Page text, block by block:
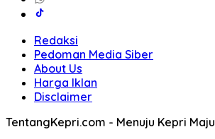
Redaksi
Pedoman Media Siber
About Us
Harga Iklan
Disclaimer
TentangKepri.com - Menuju Kepri Maju